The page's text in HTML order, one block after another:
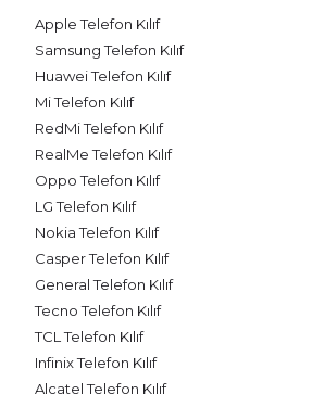
Apple Telefon Kılıf
Samsung Telefon Kılıf
Huawei Telefon Kılıf
Mi Telefon Kılıf
RedMi Telefon Kılıf
RealMe Telefon Kılıf
Oppo Telefon Kılıf
LG Telefon Kılıf
Nokia Telefon Kılıf
Casper Telefon Kılıf
General Telefon Kılıf
Tecno Telefon Kılıf
TCL Telefon Kılıf
Infinix Telefon Kılıf
Alcatel Telefon Kılıf